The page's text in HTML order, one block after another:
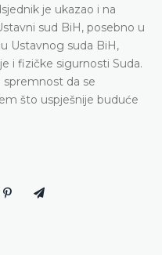
je ukazao i na
sud BiH, posebno u
Ustavnog suda BiH,
i fizičke sigurnosti Suda.
spremnost da se
što uspješnije buduće